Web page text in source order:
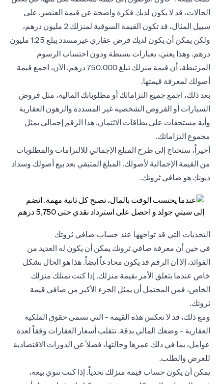
الحالات، قد لا يكون لديك فكرة واضحة عن قيمة العنصر. على
سبيل المثال، قد تكون القيمة السوقية لمنزلك 2 مليون درهم،
ولكن يمكن أن يكون لديك قرض عقاري غيرمسدد يبلغ 1.25 مليون
درهم. وهذا يعني، بعبارات بسيطة ودون احتساب الرسوم
المرتبطة، أن قيمة منزلك تبلغ 750.000 درهم. الآن، اجمع قيمة
أصولك لمعرفة قيمتها.
بعد ذلك، اجمع جميع التزاماتك أو مطلوباتك المالية، مثل قروض
السيارات أو القروض الشخصية غير المسددة والرهون العقارية
وأية مستحقات على بطاقات الائتمان. هذا الرقم إجمالي يمثل
مجموع التزاماتك.
أخيراً، ستحتاج إلى طرح المبلغ الإجمالي للالتزامات والمطلوبات
من القيمة الإجمالية لأصولك. المبلغ المتبقي بعد بيع أصولك وسداد
ديونك هو صافي ثروتك.
التحديات التي قد تواجهها عند حساب صافي ثروتك
في حين أن معرفة صافي ثروتك يمكن أن يكون له العديد من
الفوائد، إلا أن الرقم قد يكون مخادعاً أيضاً. هذا هو الحال بشكل
خاص عندما يتعلق الأمر بقيمة منزلك. إذا كنت تمتلك منزلك
الخاص، فمن المحتمل أن يمثل الجزء الأكبر من صافي قيمة
ثروتك.
ومع ذلك، قد لا تعكس هذه القيمة - التي تسمى حقوق الملكية
العقارية - وضعك المالي بدقة. تتقلب أسعار العقارات وفقاً لعدة
عوامل، بما في ذلك عمرها وحالتها، فضلاً عن الدورات الاقتصادية
للعرض والطلب.
يمكن أن يكون حساب قيمة منزلك تحدياً. إذا كنت تنوي بيعه،